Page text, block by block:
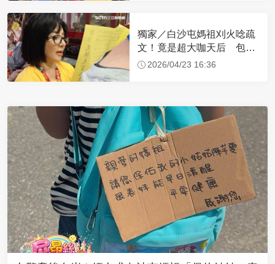
獨家／白沙屯媽祖刈火唸疏
文！竟是超大咖天后 包尿
布忍尿5小時不喊累
2026/04/23 16:36